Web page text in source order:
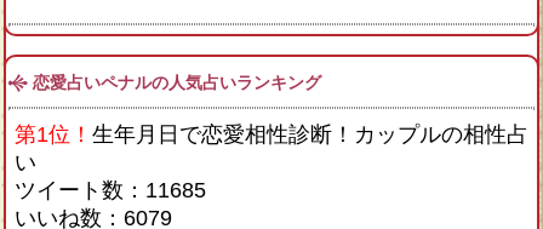
恋愛占いペナルの人気占いランキング
第1位！ 生年月日で恋愛相性診断！カップルの相性占
い
ツイート数：11685
いいね数：6079